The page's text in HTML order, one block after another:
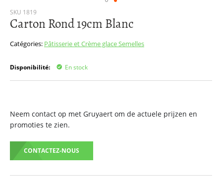
SKU 1819
Carton Rond 19cm Blanc
Catégories: Pâtisserie et Crème glaceSemelles
Disponibilité: En stock
Neem contact op met Gruyaert om de actuele prijzen en
promoties te zien.
CONTACTEZ-NOUS
Passer
au
de
d’images